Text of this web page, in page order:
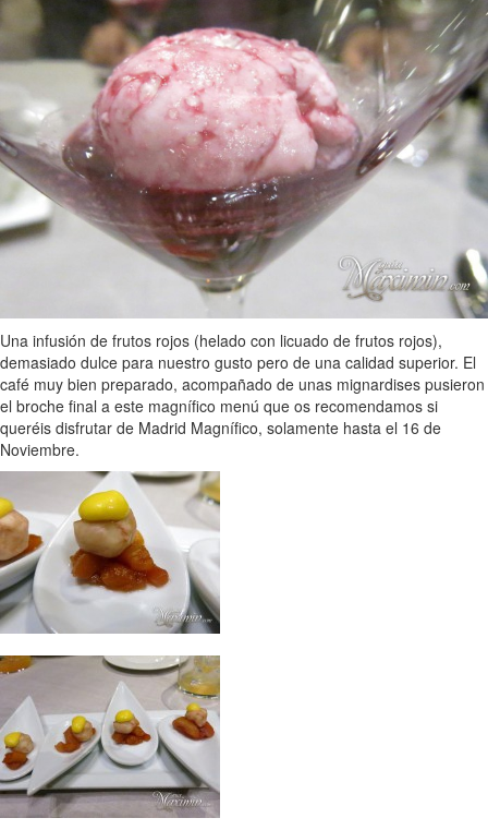
Una infusión de frutos rojos (helado con licuado de frutos rojos),
demasiado dulce para nuestro gusto pero de una calidad superior. El
café muy bien preparado, acompañado de unas mignardises pusieron
el broche final a este magnífico menú que os recomendamos si
queréis disfrutar de Madrid Magnífico, solamente hasta el 16 de
Noviembre.